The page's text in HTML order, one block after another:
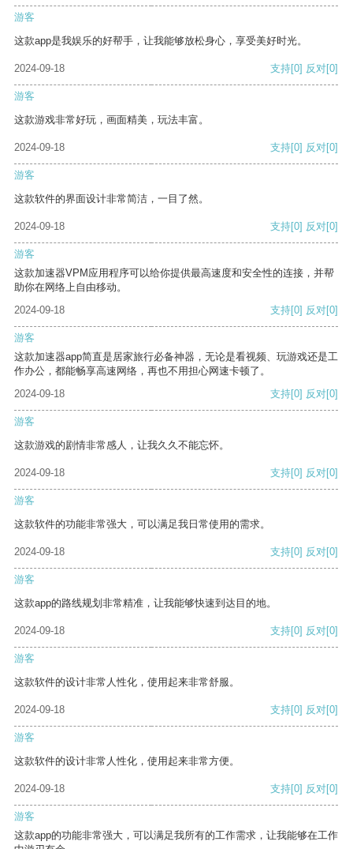
游客
这款app是我娱乐的好帮手，让我能够放松身心，享受美好时光。
2024-09-18 支持[0] 反对[0]
游客
这款游戏非常好玩，画面精美，玩法丰富。
2024-09-18 支持[0] 反对[0]
游客
这款软件的界面设计非常简洁，一目了然。
2024-09-18 支持[0] 反对[0]
游客
这款加速器VPM应用程序可以给你提供最高速度和安全性的连接，并帮
助你在网络上自由移动。
2024-09-18
支持[0] 反对[0]
游客
这款加速器app简直是居家旅行必备神器，无论是看视频、玩游戏还是工
作办公，都能畅享高速网络，再也不用担心网速卡顿了。
2024-09-18
支持[0] 反对[0]
游客
这款游戏的剧情非常感人，让我久久不能忘怀。
2024-09-18 支持[0] 反对[0]
游客
这款软件的功能非常强大，可以满足我日常使用的需求。
2024-09-18 支持[0] 反对[0]
游客
这款app的路线规划非常精准，让我能够快速到达目的地。
2024-09-18 支持[0] 反对[0]
游客
这款软件的设计非常人性化，使用起来非常舒服。
2024-09-18 支持[0] 反对[0]
游客
这款软件的设计非常人性化，使用起来非常方便。
2024-09-18 支持[0] 反对[0]
游客
这款app的功能非常强大，可以满足我所有的工作需求，让我能够在工作